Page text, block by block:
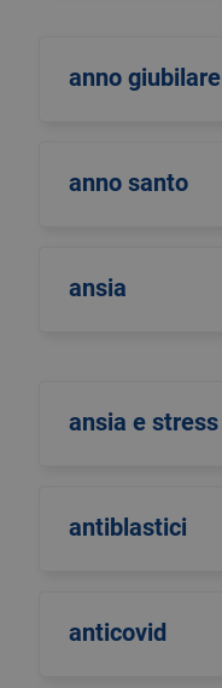
anno giubilare
anno santo
ansia
ansia e stress
antiblastici
anticovid